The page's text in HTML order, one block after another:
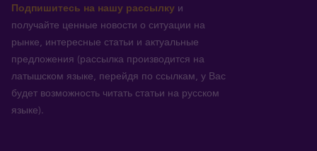
Подпишитесь на нашу рассылку и
получайте ценные новости о ситуации на
рынке, интересные статьи и актуальные
предложения (рассылка производится на
латышском языке, перейдя по ссылкам, у Вас
будет возможность читать статьи на русском
языке).